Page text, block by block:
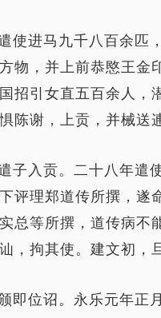
使进马九千八百余匹
物，并上前恭愍王金
招引女直五百余人，
陈谢，上贡，并械送
子入贡。二十八年遣
评理郑道传所撰，遂
总等所撰，道传病不
，拘其使。建文初，
即位诏。永乐元年正